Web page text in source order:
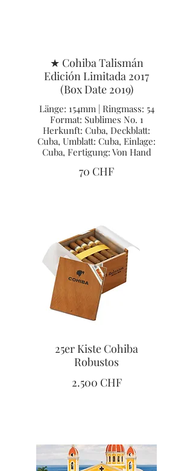
★ Cohiba Talismán
Edición Limitada 2017
(Box Date 2019)
Länge: 154mm | Ringmass: 54
Format: Sublimes No. 1
Herkunft: Cuba, Deckblatt:
Cuba, Umblatt: Cuba, Einlage:
Cuba, Fertigung: Von Hand
70 CHF
25er Kiste Cohiba
Robustos
2.500 CHF